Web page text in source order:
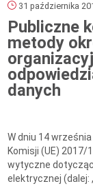
31 października
Publiczne
metody
danych
W dniu 14
Komisji (UE) 2017/
wytyczne
elektrycznej (dalej: